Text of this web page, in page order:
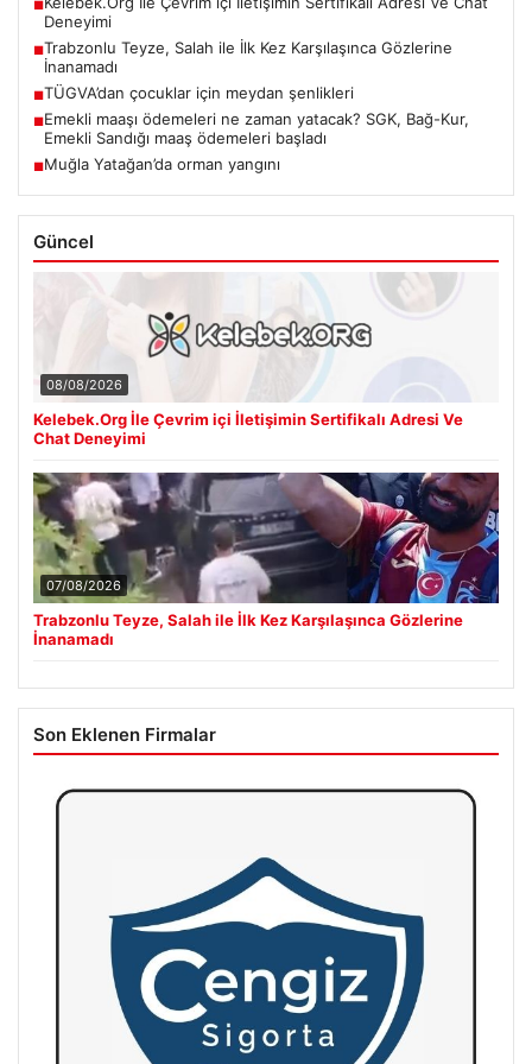
■
Deneyimi
■Trabzonlu Teyze, Salah ile İlk Kez Karşılaşınca Gözlerine
İnanamadı
■TÜGVA’dan çocuklar için meydan şenlikleri
■Emekli maaşı ödemeleri ne zaman yatacak? SGK, Bağ-Kur,
Emekli Sandığı maaş ödemeleri başladı
■Muğla Yatağan’da orman yangını
Güncel
08/08/2026
Kelebek.Org İle Çevrim içi İletişimin Sertifikalı Adresi Ve
Chat Deneyimi
07/08/2026
Trabzonlu Teyze, Salah ile İlk Kez Karşılaşınca Gözlerine
İnanamadı
Son Eklenen Firmalar